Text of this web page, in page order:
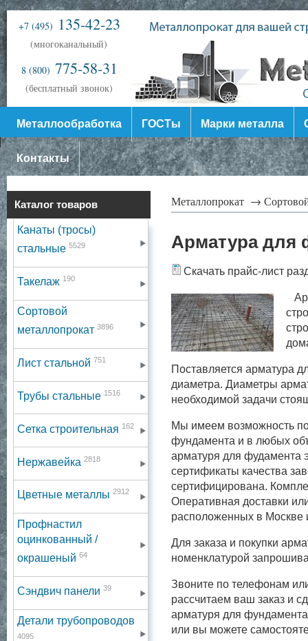
+7 (495) 135-42-23
(многоканальный)
8 (800) 775-58-31
(бесплатный звонок)
Металлообработка ГОСТы Марки металла
Контакты
Каталог товаров
Канаты (тросы)
стальные 5529
Такелаж 190
Сортовой
металлопрокат 3896
Лист стальной 751
Трубы стальные 1516
Сетка строительная 162
Нержавейка 2818
Цветные металлы 2912
Профнастил
оцинкованный /
окрашеный 64
Сэндвич панели 39
Детали трубопроводов
4095
Металлопрокат →
Арматура для
Скачать прайс-лист
Поставляется арматура
диаметра. Диаметры
необходимой задачи
Мы имеем возможность
фундамента и в любых
арматуря для фудамента
сертификаты качества
сертифицирована.
Оперативная доставки
расположенных в Москве
Для заказа и покупки
номенклатурой
Звоните по телефонам
рассчитаем ваш заказ и
арматуря для
или вы можете